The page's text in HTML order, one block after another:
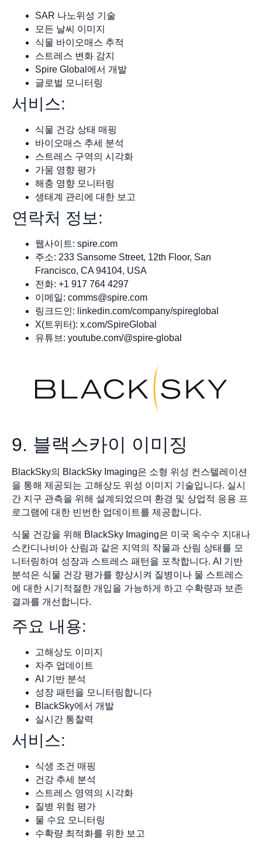
SAR 나노위성 기술
모든 날씨 이미지
식물 바이오매스 추적
스트레스 변화 감지
Spire Global에서 개발
글로벌 모니터링
서비스:
식물 건강 상태 매핑
바이오매스 추세 분석
스트레스 구역의 시각화
가뭄 영향 평가
해충 영향 모니터링
생태계 관리에 대한 보고
연락처 정보:
웹사이트: spire.com
주소: 233 Sansome Street, 12th Floor, San
Francisco, CA 94104, USA
전화: +1 917 764 4297
이메일: comms@spire.com
링크드인: linkedin.com/company/spireglobal
X(트위터): x.com/SpireGlobal
유튜브: youtube.com/@spire-global
9. 블랙스카이 이미징
BlackSky의 BlackSky Imaging은 소형 위성 컨스텔레이션
을 통해 제공되는 고해상도 위성 이미지 기술입니다. 실시
간 지구 관측을 위해 설계되었으며 환경 및 상업적 응용 프
로그램에 대한 빈번한 업데이트를 제공합니다.
식물 건강을 위해 BlackSky Imaging은 미국 옥수수 지대나
스칸디나비아 산림과 같은 지역의 작물과 산림 상태를 모
니터링하여 성장과 스트레스 패턴을 포착합니다. AI 기반
분석은 식물 건강 평가를 향상시켜 질병이나 물 스트레스
에 대한 시기적절한 개입을 가능하게 하고 수확량과 보존
결과를 개선합니다.
주요 내용:
고해상도 이미지
자주 업데이트
AI 기반 분석
성장 패턴을 모니터링합니다
BlackSky에서 개발
실시간 통찰력
서비스:
식생 조건 매핑
건강 추세 분석
스트레스 영역의 시각화
질병 위험 평가
물 수요 모니터링
수확량 최적화를 위한 보고